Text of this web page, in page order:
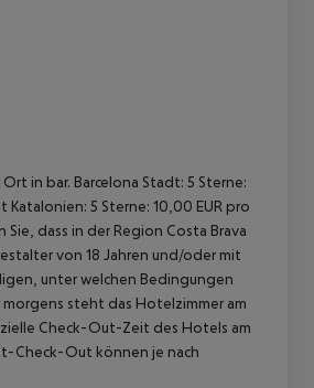
in bar. Barcelona Stadt: 5 Sterne:
Katalonien: 5 Sterne: 10,00 EUR pro
dass in der Region Costa Brava
von 18 Jahren und/oder mit
unter welchen Bedingungen
steht das Hotelzimmer am
Check-Out-Zeit des Hotels am
Check-Out können je nach